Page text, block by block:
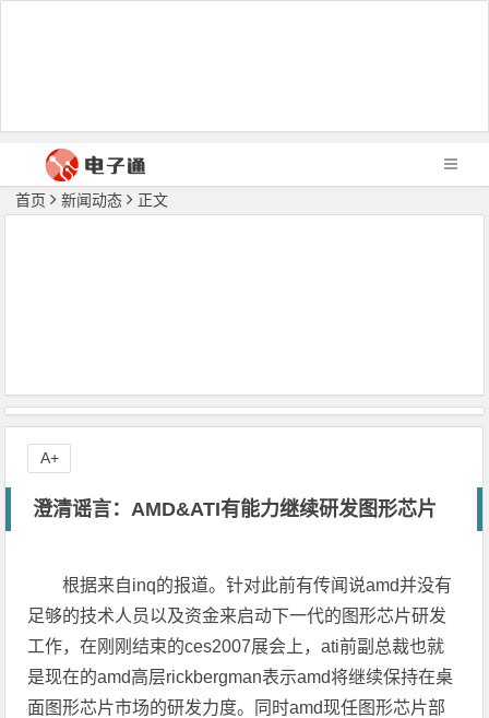
首页 新闻动态 正文
澄清谣言：AMD&ATI有能力继续研发图形芯片
根据来自inq的报道。针对此前有传闻说amd并没有
足够的技术人员以及资金来启动下一代的图形芯片研发
工作，在刚刚结束的ces2007展会上，ati前副总裁也就
是现在的amd高层rickbergman表示amd将继续保持在桌
面图形芯片市场的研发力度。同时amd现任图形芯片部
A+